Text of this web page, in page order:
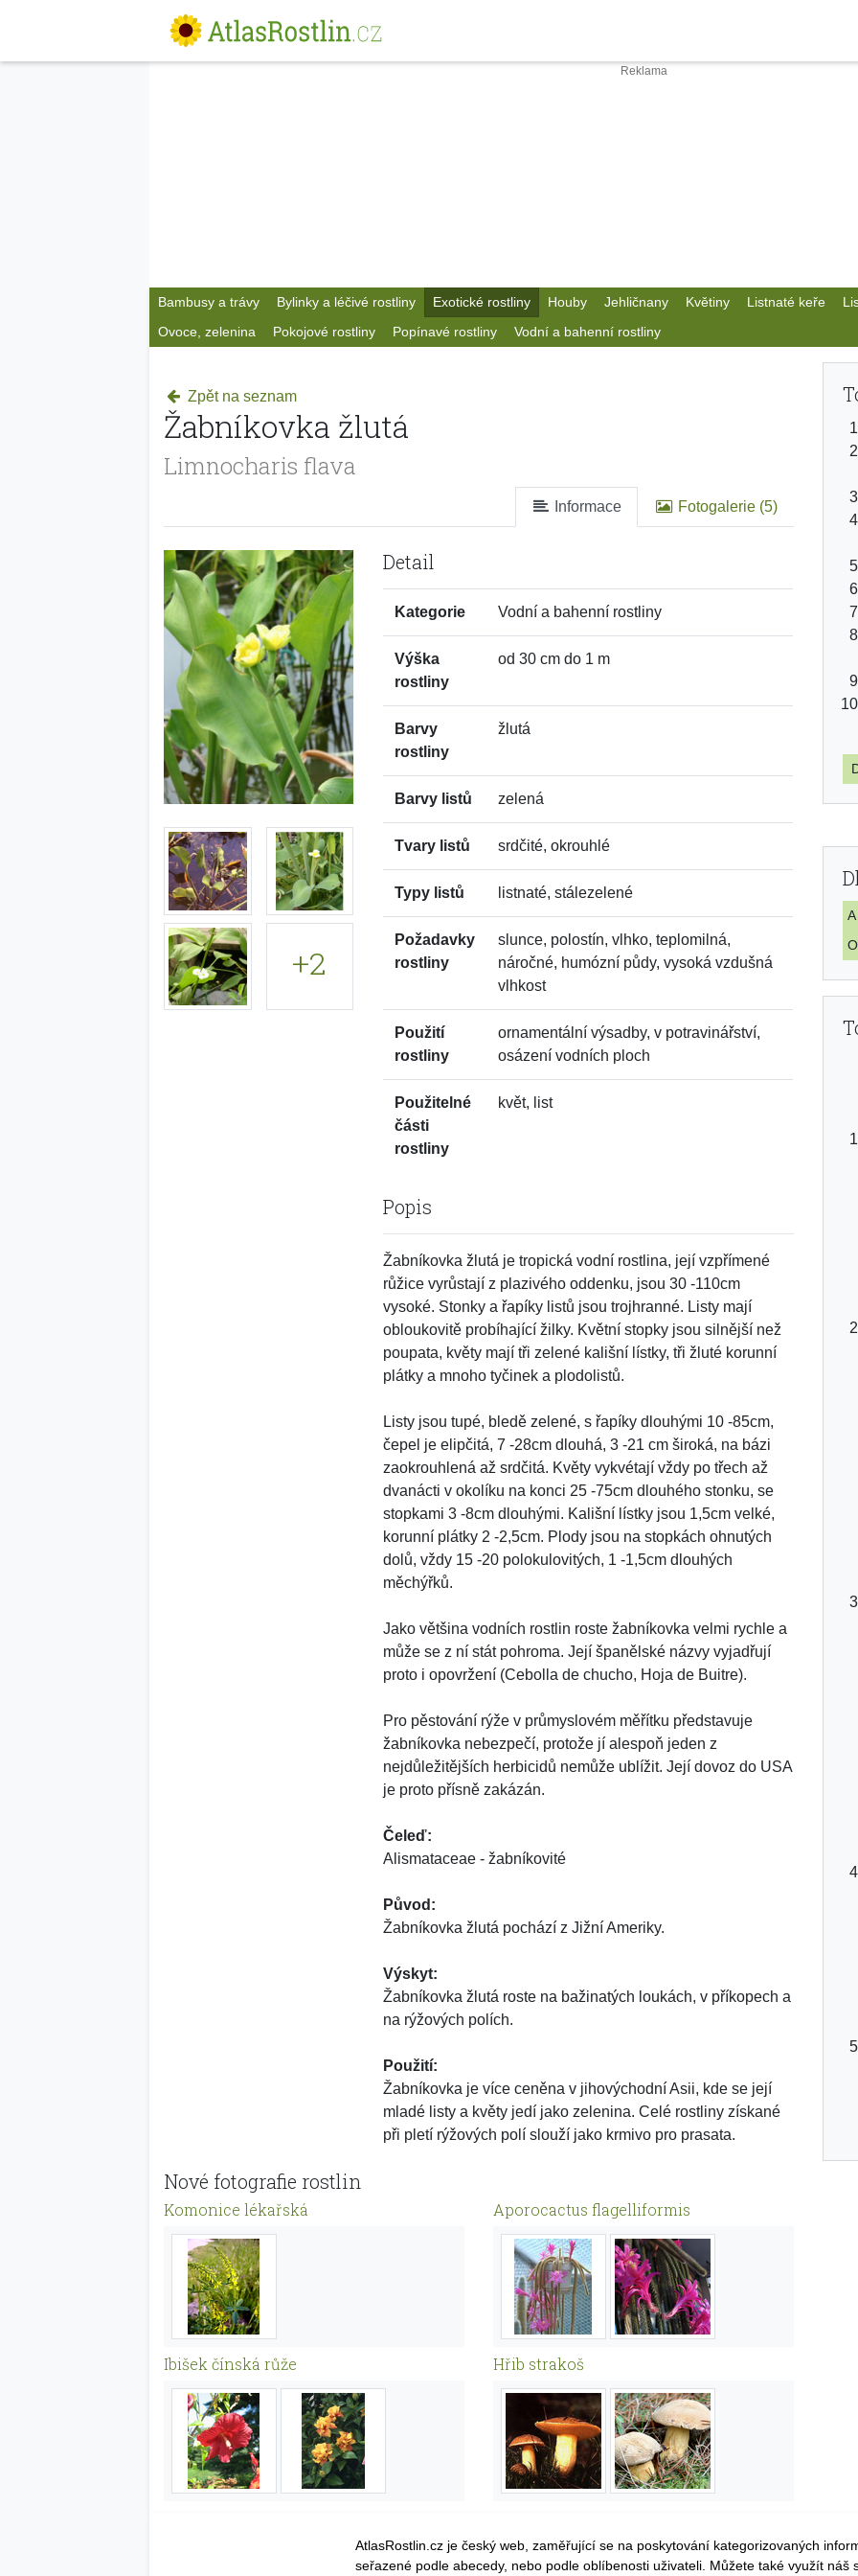
Bambusy a trávy Bylinky a léčivé rostliny Exotické rostliny Houby Jehličnany Květiny Listnaté keře
Ovoce, zelenina
Pokojové rostliny Popínavé rostliny Vodní a bahenní rostliny
Zpět na seznam
Žabníkovka žlutá
Limnocharis flava
Informace Fotogalerie (5)
+2
Detail
Kategorie Vodní a bahenní rostliny
Výška
rostliny
od 30 cm do 1 m
Barvy
rostliny
žlutá
Barvy listů zelená
Tvary listů srdčité, okrouhlé
Typy listů listnaté, stálezelené
Požadavky
rostliny
slunce, polostín, vlhko, teplomilná,
náročné, humózní půdy, vysoká vzdušná
vlhkost
Použití
rostliny
ornamentální výsadby, v potravinářství,
osázení vodních ploch
Použitelné
části
rostliny
květ, list
Popis
Žabníkovka žlutá je tropická vodní rostlina, její vzpřímené
růžice vyrůstají z plazivého oddenku, jsou 30 -110cm
vysoké. Stonky a řapíky listů jsou trojhranné. Listy mají
obloukovitě probíhající žilky. Květní stopky jsou silnější než
poupata, květy mají tři zelené kališní lístky, tři žluté korunní
plátky a mnoho tyčinek a plodolistů.
Listy jsou tupé, bledě zelené, s řapíky dlouhými 10 -85cm,
čepel je elipčitá, 7 -28cm dlouhá, 3 -21 cm široká, na bázi
zaokrouhlená až srdčitá. Květy vykvétají vždy po třech až
dvanácti v okolíku na konci 25 -75cm dlouhého stonku, se
stopkami 3 -8cm dlouhými. Kališní lístky jsou 1,5cm velké,
korunní plátky 2 -2,5cm. Plody jsou na stopkách ohnutých
dolů, vždy 15 -20 polokulovitých, 1 -1,5cm dlouhých
měchýřků.
Jako většina vodních rostlin roste žabníkovka velmi rychle a
může se z ní stát pohroma. Její španělské názvy vyjadřují
proto i opovržení (Cebolla de chucho, Hoja de Buitre).
Pro pěstování rýže v průmyslovém měřítku představuje
žabníkovka nebezpečí, protože jí alespoň jeden z
nejdůležitějších herbicidů nemůže ublížit. Její dovoz do USA
je proto přísně zakázán.
Čeleď:
Alismataceae - žabníkovité
Původ:
Žabníkovka žlutá pochází z Jižní Ameriky.
Výskyt:
Žabníkovka žlutá roste na bažinatých loukách, v příkopech a
na rýžových polích.
Použití:
Žabníkovka je více ceněna v jihovýchodní Asii, kde se její
mladé listy a květy jedí jako zelenina. Celé rostliny získané
při pletí rýžových polí slouží jako krmivo pro prasata.
Nové fotografie rostlin
Komonice lékařská Aporocactus flagelliformis
Ibišek čínská růže Hřib strakoš
A
O
AtlasRostlin.cz je český web, zaměřující se na poskytování kategorizovaných
seřazené podle abecedy, nebo podle oblíbenosti uživateli. Můžete také využít